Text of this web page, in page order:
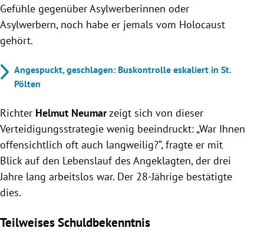
Gefühle gegenüber Asylwerberinnen oder
Asylwerbern, noch habe er jemals vom Holocaust
gehört.
Angespuckt, geschlagen: Buskontrolle eskaliert in St.
Pölten
Richter Helmut Neumarzeigt sich von dieser
Verteidigungsstrategie wenig beeindruckt:„War Ihnen
offensichtlich oft auch langweilig?“, fragte er mit
Blick auf den Lebenslauf des Angeklagten, der drei
Jahre lang arbeitslos war. Der 28-Jährige bestätigte
dies.
Teilweises Schuldbekenntnis